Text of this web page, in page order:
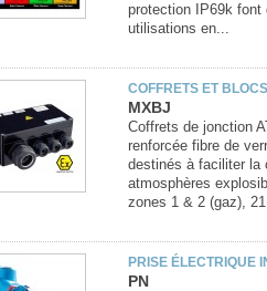
protection IP69k font
utilisations en...
COFFRETS ET
MXBJ
Coffrets de jonction
renforcée fibre de
destinés à faciliter la
atmosphères
zones 1 & 2 (gaz),
PRISE ÉLECTRIQUE
PN